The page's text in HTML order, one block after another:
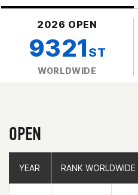
2026 OPEN
9321 ST
WORLDWIDE
OPEN
YEAR RANK WORLDWIDE
YEAR RANK WORLDWIDE